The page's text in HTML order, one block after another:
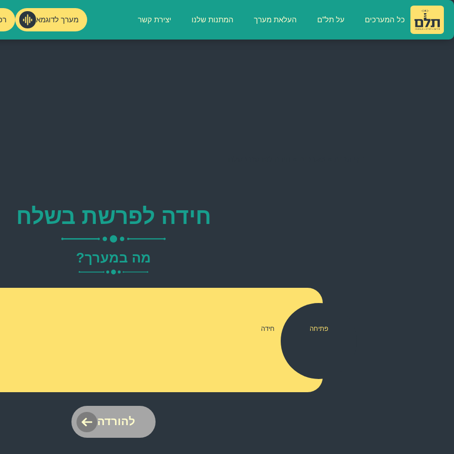
כל המערכים על תל”ם העלאת מערך המתנות שלנו יצירת קשר מערך לדוגמא
חידה לפרשת בשלח
מה במערך?
פתיחה חידה
להורדה